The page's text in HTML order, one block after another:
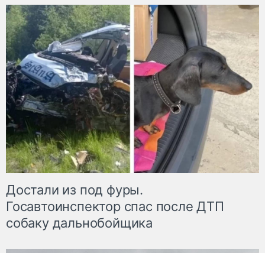
Достали из под фуры.
Госавтоинспектор спас после ДТП
собаку дальнобойщика